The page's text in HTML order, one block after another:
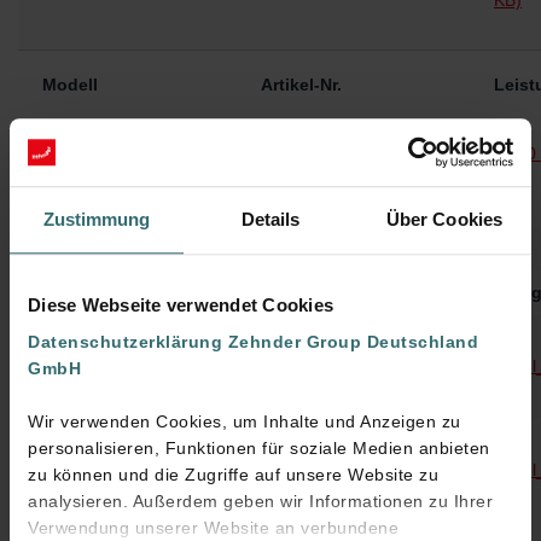
Zustimmung Details Über Cookies
Diese Webseite verwendet Cookies
Datenschutzerklärung Zehnder Group Deutschland
GmbH
Wir verwenden Cookies, um Inhalte und Anzeigen zu
personalisieren, Funktionen für soziale Medien anbieten
zu können und die Zugriffe auf unsere Website zu
analysieren. Außerdem geben wir Informationen zu Ihrer
Verwendung unserer Website an verbundene
Modell Artikel-Nr.
PLS - ComfoSpot 50
Außenwandhaube
Kunststoff ohne
CA50
– Handsteuerung
Energieeffizienzklasse
– Steuerung nach